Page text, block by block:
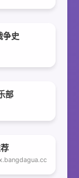
争史
部